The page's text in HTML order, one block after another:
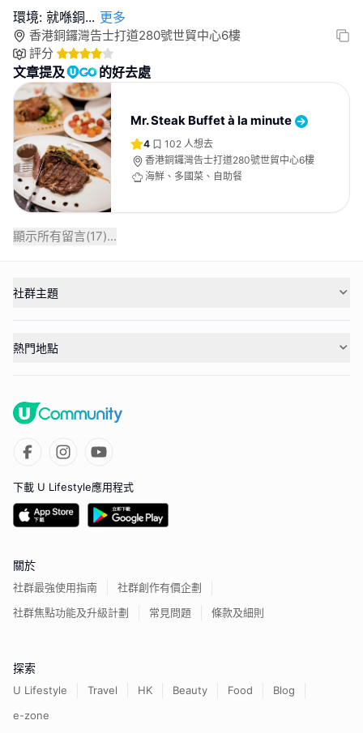
環境: 就喺銅... 更多
香港銅鑼灣告士打道280號世貿中心6樓
評分
文章提及 的好去處
Mr. Steak Buffet à la minute
4 102 人想去
香港銅鑼灣告士打道280號世貿中心6樓
海鮮、多國菜、自助餐
顯示所有留言(17)...
社群主題
熱門地點
下載 U Lifestyle應用程式
關於
社群最強使用指南
社群創作有價企劃
社群焦點功能及升級計劃
常見問題 條款及細則
探索
U Lifestyle Travel HK Beauty Food
Blog
e-zone